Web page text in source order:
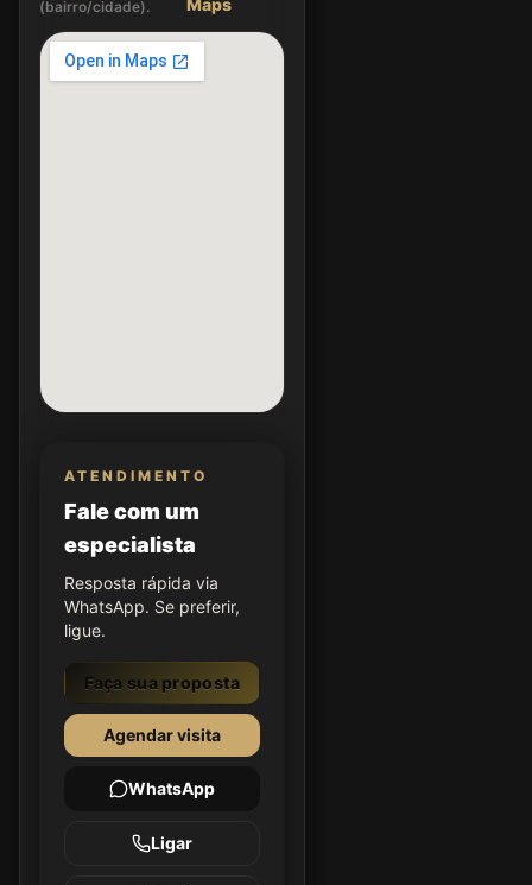
(bairro/cidade).
Maps
ATENDIMENTO
Fale com um
especialista
Resposta rápida via
WhatsApp. Se preferir,
ligue.
Faça sua proposta
Agendar visita
WhatsApp
Ligar